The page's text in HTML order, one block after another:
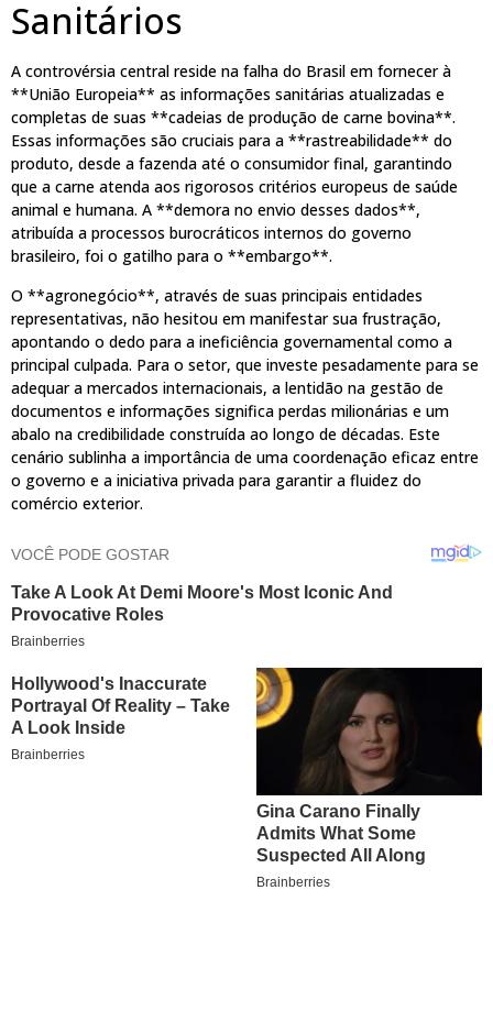
Sanitários
A controvérsia central reside na falha do Brasil em fornecer à
**União Europeia** as informações sanitárias atualizadas e
completas de suas **cadeias de produção de carne bovina**.
Essas informações são cruciais para a **rastreabilidade** do
produto, desde a fazenda até o consumidor final, garantindo
que a carne atenda aos rigorosos critérios europeus de saúde
animal e humana. A **demora no envio desses dados**,
atribuída a processos burocráticos internos do governo
brasileiro, foi o gatilho para o **embargo**.
O **agronegócio**, através de suas principais entidades
representativas, não hesitou em manifestar sua frustração,
apontando o dedo para a ineficiência governamental como a
principal culpada. Para o setor, que investe pesadamente para se
adequar a mercados internacionais, a lentidão na gestão de
documentos e informações significa perdas milionárias e um
abalo na credibilidade construída ao longo de décadas. Este
cenário sublinha a importância de uma coordenação eficaz entre
o governo e a iniciativa privada para garantir a fluidez do
comércio exterior.